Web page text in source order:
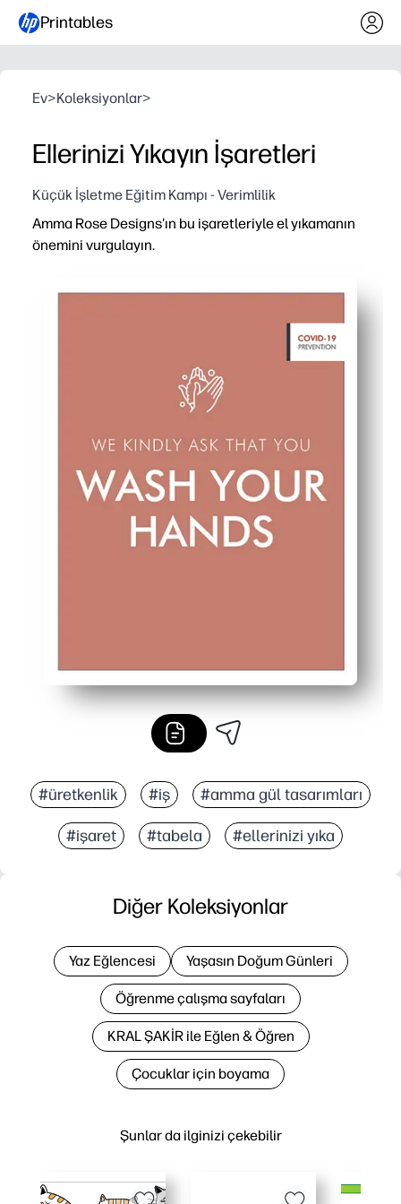
Printables
Ev>Koleksiyonlar>
Ellerinizi Yıkayın İşaretleri
Küçük İşletme Eğitim Kampı - Verimlilik
Amma Rose Designs'ın bu işaretleriyle el yıkamanın
önemini vurgulayın.
#üretkenlik #iş #amma gül tasarımları
#işaret #tabela #ellerinizi yıka
Şunlar da ilginizi çekebilir
Diğer Koleksiyonlar
Yaz Eğlencesi Yaşasın Doğum Günleri
Öğrenme çalışma sayfaları
KRAL ŞAKİR ile Eğlen & Öğren
Çocuklar için boyama